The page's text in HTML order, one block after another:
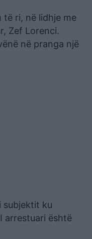
të ri, në lidhje me
Zef Lorenci.
në pranga një
subjektit ku
arrestuari është